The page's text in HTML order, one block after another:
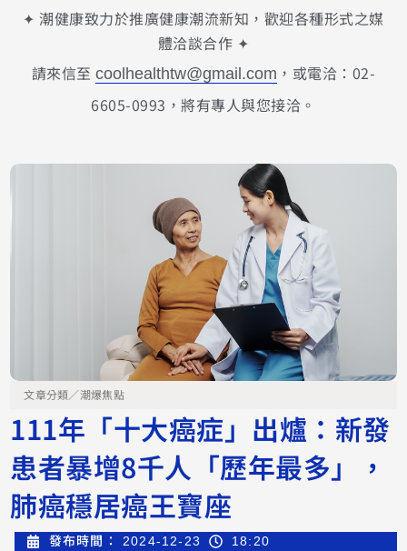
✦ 潮健康致力於推廣健康潮流新知，歡迎各種形式之媒
體洽談合作 ✦
請來信至coolhealthtw@gmail.com ，或電洽：02-
6605-0993，將有專人與您接洽。
文章分類／潮爆焦點
111年「十大癌症」出爐：新發
患者暴增8千人「歷年最多」，
肺癌穩居癌王寶座
發布時間： 2024-12-23 18:20